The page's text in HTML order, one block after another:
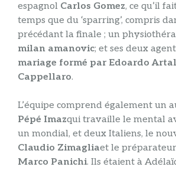
espagnol Carlos Gomez, ce qu’il
temps que du ‘sparring’, compris
précédant la finale ; un
milan amanovic; et ses deux
mariage formé par Edoardo
Cappellaro.
L’équipe comprend également un
Pépé Imazqui travaille le mental
un mondial, et deux Italiens, le
Claudio Zimagliaet le
Marco Panichi. Ils étaient à